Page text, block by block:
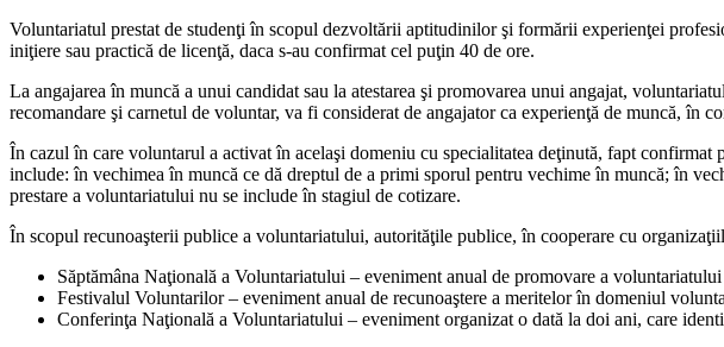
Voluntariatul prestat de stu­denţi în scopul dezvoltării aptitu­dinilor şi formării experienţei
iniţiere sau practică de licenţă, daca s-au con­firmat cel puţin 40 de ore.
La angajarea în muncă a unui candidat sau la atestarea şi pro­movarea unui angajat,
recoman­dare şi carnetul de voluntar, va fi considerat de angajator ca expe­rienţă de muncă, în
În cazul în care voluntarul a activat în acelaşi domeniu cu spe­cialitatea deţinută, fapt
include: în vechimea în muncă ce dă dreptul de a primi sporul pentru vechime în muncă; în
prestare a voluntariatului nu se include în stagiul de coti­zare.
În scopul recunoaşterii publice a voluntariatului, autorităţile pu­blice, în cooperare cu
Săptămâna Naţională a Vo­luntariatului – eveniment anual de promovare a
Festivalul Voluntarilor – eve­niment anual de recunoaştere a meritelor în domeniul
Conferinţa Naţională a Volun­tariatului – eveniment organizat o dată la doi ani, care